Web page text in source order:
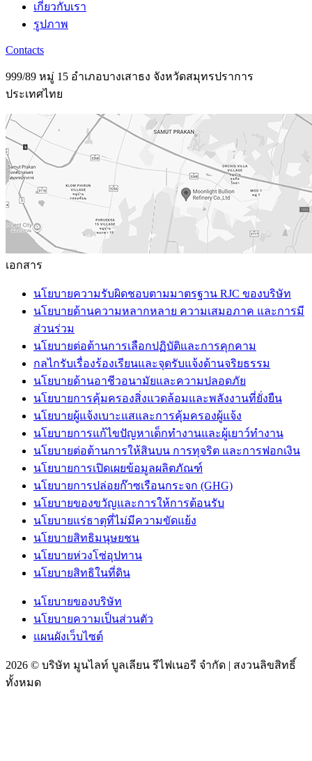
เกี่ยวกับเรา
รูปภาพ
Contacts
999/89 หมู่ 15 อำเภอบางเสาธง จังหวัดสมุทรปราการ
ประเทศไทย
เอกสาร
นโยบายความรับผิดชอบตามมาตรฐาน RJC ของบริษัท
นโยบายด้านความหลากหลาย ความเสมอภาค และการมี
ส่วนร่วม
นโยบายต่อต้านการเลือกปฏิบัติและการคุกคาม
กลไกรับเรื่องร้องเรียนและจุดรับแจ้งด้านจริยธรรม
นโยบายด้านอาชีวอนามัยและความปลอดภัย
นโยบายการคุ้มครองสิ่งแวดล้อมและพลังงานที่ยั่งยืน
นโยบายผู้แจ้งเบาะแสและการคุ้มครองผู้แจ้ง
นโยบายการแก้ไขปัญหาเด็กทำงานและผู้เยาว์ทำงาน
นโยบายต่อต้านการให้สินบน การทุจริต และการฟอกเงิน
นโยบายการเปิดเผยข้อมูลผลิตภัณฑ์
นโยบายการปล่อยก๊าซเรือนกระจก (GHG)
นโยบายของขวัญและการให้การต้อนรับ
นโยบายแร่ธาตุที่ไม่มีความขัดแย้ง
นโยบายสิทธิมนุษยชน
นโยบายห่วงโซ่อุปทาน
นโยบายสิทธิในที่ดิน
นโยบายของบริษัท
นโยบายความเป็นส่วนตัว
แผนผังเว็บไซต์
2026 © บริษัท มูนไลท์ บูลเลียน รีไฟเนอรี จำกัด | สงวนลิขสิทธิ์
ทั้งหมด